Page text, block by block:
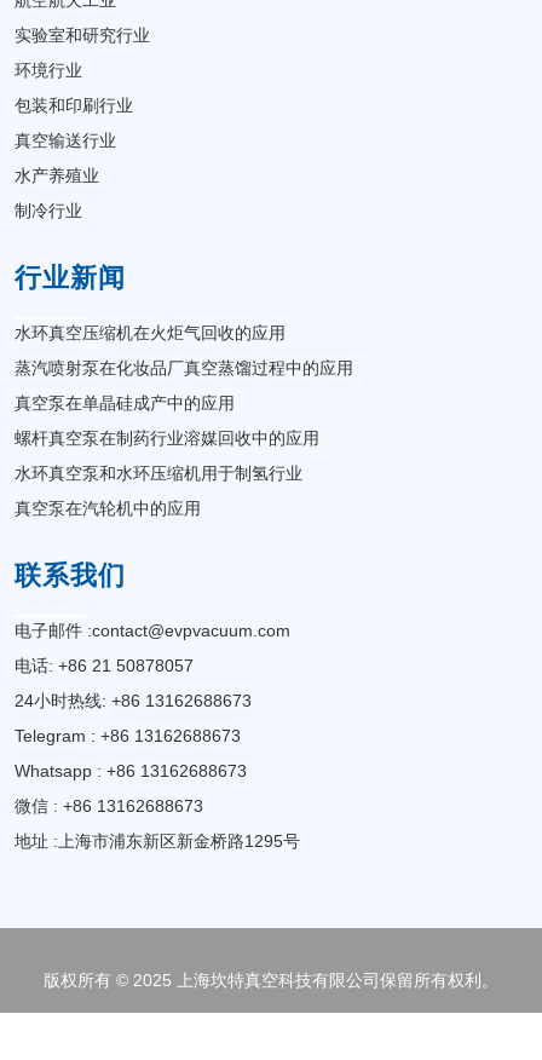
实验室和研究行业
环境行业
包装和印刷行业
真空输送行业
水产养殖业
制冷行业
行业新闻
水环真空压缩机在火炬气回收的应用
蒸汽喷射泵在化妆品厂真空蒸馏过程中的应用
真空泵在单晶硅成产中的应用
螺杆真空泵在制药行业溶媒回收中的应用
水环真空泵和水环压缩机用于制氢行业
真空泵在汽轮机中的应用
联系我们
电子邮件 :contact@evpvacuum.com
电话: +86 21 50878057
24小时热线: +86 13162688673
Telegram : +86 13162688673
Whatsapp : +86 13162688673
微信 : +86 13162688673
地址 :上海市浦东新区新金桥路1295号
版权所有 © 2025 上海坎特真空科技有限公司保留所有权利。